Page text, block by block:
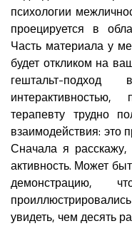
психологии
проецируется в
Часть материала у
будет откликом на
гештальт-
терапевту трудно
взаимодействия: это
Сначала я
активность. Может
демонстрацию,
увидеть, чем десять